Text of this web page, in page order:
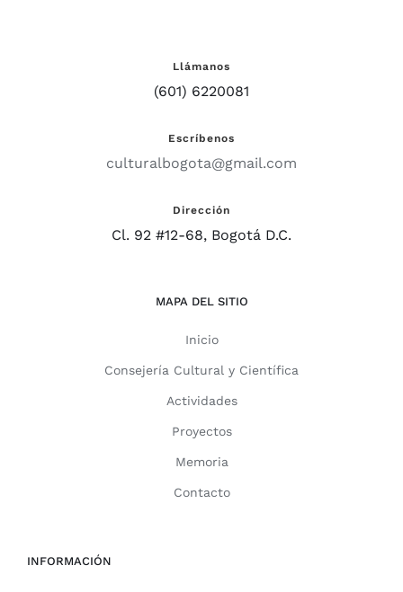
Llámanos
(601) 6220081
Escríbenos
culturalbogota@gmail.com
Dirección
Cl. 92 #12-68, Bogotá D.C.
MAPA DEL SITIO
Inicio
Consejería Cultural y Científica
Actividades
Proyectos
Memoria
Contacto
INFORMACIÓN